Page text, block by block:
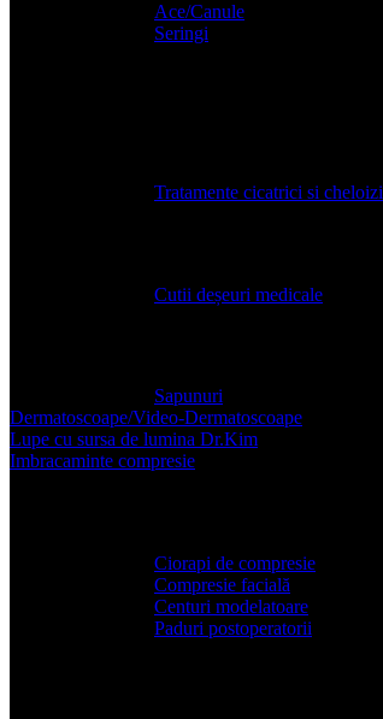
Ace/Canule
Seringi
Tratamente cicatrici si cheloizi
Cutii deșeuri medicale
Sapunuri
Dermatoscoape/Video-Dermatoscoape
Lupe cu sursa de lumina Dr.Kim
Imbracaminte compresie
Ciorapi de compresie
Compresie facială
Centuri modelatoare
Paduri postoperatorii